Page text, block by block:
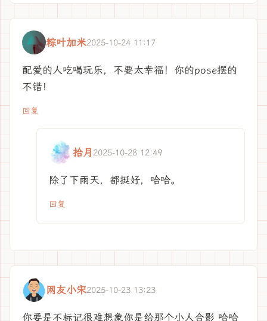
粽叶加米2025-10-24 11:17
配爱的人吃喝玩乐，不要太幸福！你的pose摆的
不错！
回复
拾月 2025-10-28 12:49
除了下雨天，都挺好，哈哈。
回复
网友小宋2025-10-23 13:23
你要是不标记很难想象你是给那个小人合影 哈哈